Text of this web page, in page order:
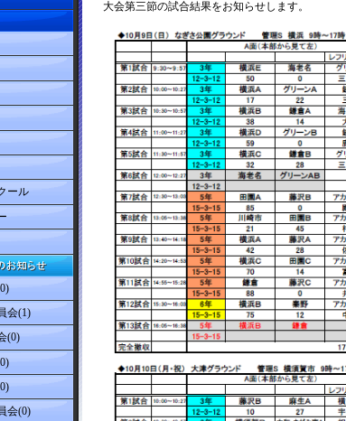
ール
会(1)
(0)
会(0)